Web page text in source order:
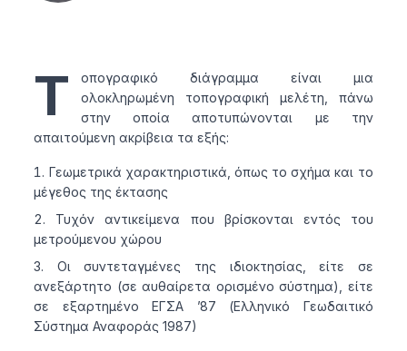
Τ
οπογραφικό διάγραμμα είναι μια
ολοκληρωμένη τοπογραφική μελέτη, πάνω
στην οποία αποτυπώνονται με την
απαιτούμενη ακρίβεια τα εξής:
Γεωμετρικά χαρακτηριστικά, όπως το σχήμα και το
μέγεθος της έκτασης
Τυχόν αντικείμενα που βρίσκονται εντός του
μετρούμενου χώρου
Οι συντεταγμένες της ιδιοκτησίας, είτε σε
ανεξάρτητο (σε αυθαίρετα ορισμένο σύστημα), είτε
σε εξαρτημένο ΕΓΣΑ ’87 (Ελληνικό Γεωδαιτικό
Σύστημα Αναφοράς 1987)